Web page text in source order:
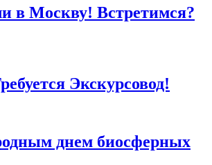
в Москву! Встретимся?
Экскурсовод!
днем биосферных